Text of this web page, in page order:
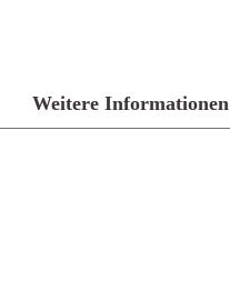
Weitere Informationen